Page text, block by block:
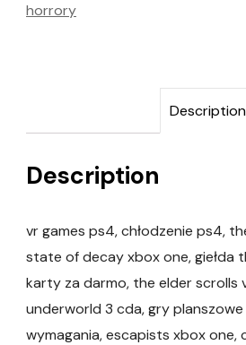
horrory
Description
Description
vr games ps4, chłodzenie ps4,
state of decay xbox one, giełda
karty za darmo, the elder scrolls
underworld 3 cda, gry
wymagania, escapists xbox one,